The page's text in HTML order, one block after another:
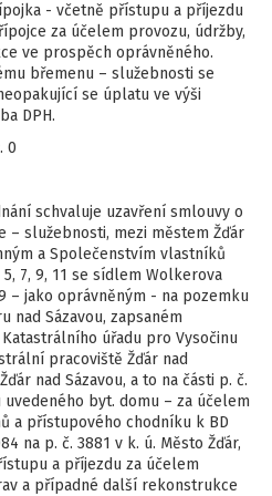
- včetně přístupu a příjezdu
za účelem provozu, údržby,
ve prospěch oprávněného.
břemenu – služebnosti se
se úplatu ve výši
DPH.
0
schvaluje uzavření smlouvy o
– služebnosti, mezi městem Žďár
a Společenstvím vlastníků
7, 9, 11 se sídlem Wolkerova
– jako oprávněným - na pozemku
nad Sázavou, zapsaném
úřadu pro Vysočinu
pracoviště Žďár nad
nad Sázavou, a to na části p. č.
uvedeného byt. domu – za účelem
a přístupového chodníku k BD
na p. č. 3881 v k. ú. Město Žďár,
a příjezdu za účelem
a případné další rekonstrukce